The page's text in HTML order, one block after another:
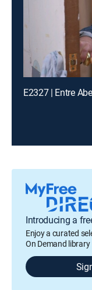
E2327 | Entre
Introducing a
Enjoy a curated
On Demand library